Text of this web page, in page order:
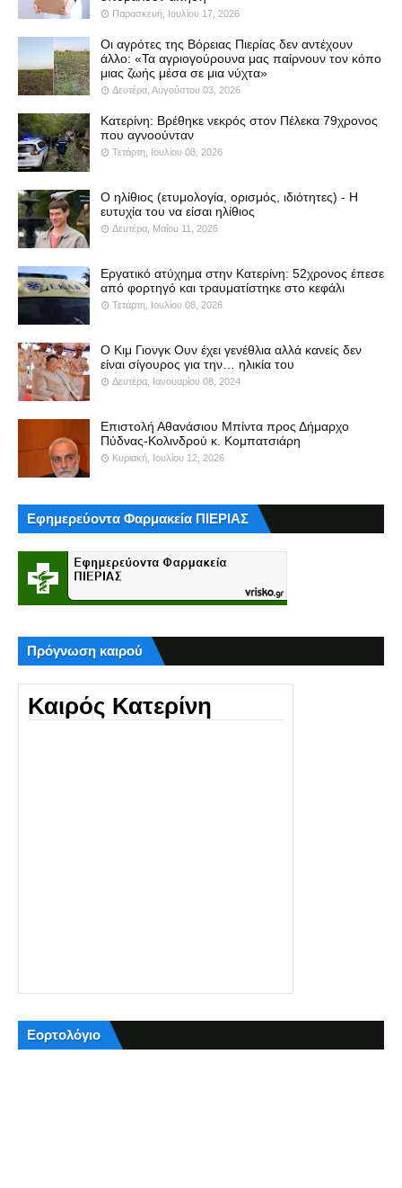
Παρασκευή, Ιουλίου 17, 2026
Οι αγρότες της Βόρειας Πιερίας δεν αντέχουν
άλλο: «Τα αγριογούρουνα μας παίρνουν τον κόπο
μιας ζωής μέσα σε μια νύχτα»
Δευτέρα, Αυγούστου 03, 2026
Κατερίνη: Βρέθηκε νεκρός στον Πέλεκα 79χρονος
που αγνοούνταν
Τετάρτη, Ιουλίου 08, 2026
Ο ηλίθιος (ετυμολογία, ορισμός, ιδιότητες) - Η
ευτυχία του να είσαι ηλίθιος
Δευτέρα, Μαΐου 11, 2026
Εργατικό ατύχημα στην Κατερίνη: 52χρονος έπεσε
από φορτηγό και τραυματίστηκε στο κεφάλι
Τετάρτη, Ιουλίου 08, 2026
Ο Κιμ Γιονγκ Ουν έχει γενέθλια αλλά κανείς δεν
είναι σίγουρος για την… ηλικία του
Δευτέρα, Ιανουαρίου 08, 2024
Επιστολή Αθανάσιου Μπίντα προς Δήμαρχο
Πύδνας-Κολινδρού κ. Κομπατσιάρη
Κυριακή, Ιουλίου 12, 2026
Εφημερεύοντα Φαρμακεία ΠΙΕΡΙΑΣ
Πρόγνωση καιρού
Καιρός Κατερίνη
Εορτολόγιο